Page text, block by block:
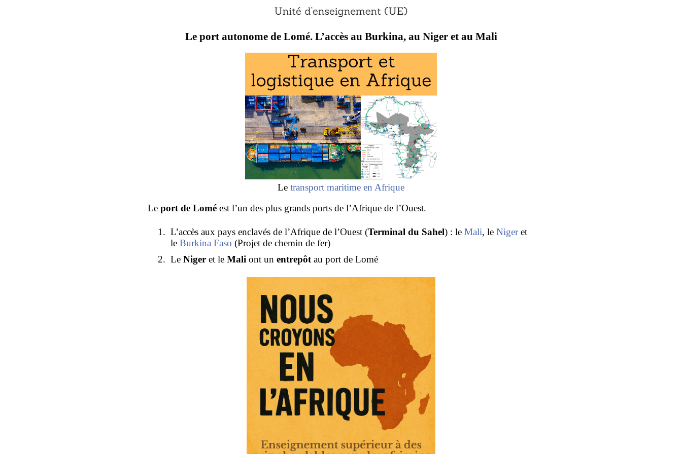
Le port autonome de Lomé. L’accès au Burkina, au Niger et au Mali
Le transport maritime en Afrique
Le port de Lomé est l’un des plus grands ports de l’Afrique de l’Ouest.
L’accès aux pays enclavés de l’Afrique de l’Ouest (Terminal du Sahel) : le Mali, le Nigeret
le Burkina Faso (Projet de chemin de fer)
Le Niger et le Mali ont un entrepôt au port de Lomé